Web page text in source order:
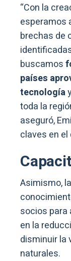
“Con la
esperamos
brechas de
buscamos
países
tecnología
toda la
aseguró,
claves en el
Asimismo,
socios para
en la
disminuir la
naturales.